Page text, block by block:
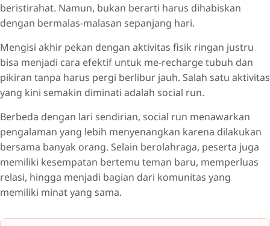
beristirahat. Namun, bukan berarti harus dihabiskan
dengan bermalas-malasan sepanjang hari.
Mengisi akhir pekan dengan aktivitas fisik ringan justru
bisa menjadi cara efektif untuk me-recharge tubuh dan
pikiran tanpa harus pergi berlibur jauh. Salah satu aktivitas
yang kini semakin diminati adalah social run.
Berbeda dengan lari sendirian, social run menawarkan
pengalaman yang lebih menyenangkan karena dilakukan
bersama banyak orang. Selain berolahraga, peserta juga
memiliki kesempatan bertemu teman baru, memperluas
relasi, hingga menjadi bagian dari komunitas yang
memiliki minat yang sama.